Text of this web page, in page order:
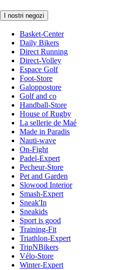
I nostri negozi
Basket-Center
Daily Bikers
Direct Running
Direct-Volley
Espace Golf
Foot-Store
Galoppostore
Golf and co
Handball-Store
House of Rugby
La sellerie de Maé
Made in Paradis
Nauti-wave
On-Fight
Padel-Expert
Pecheur-Store
Pet and Garden
Slowood Interior
Smash-Expert
Sneak'In
Sneakids
Sport is good
Training-Fit
Triathlon-Expert
TripNBikers
Vélo-Store
Winter-Expert